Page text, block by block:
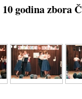
godina zbora